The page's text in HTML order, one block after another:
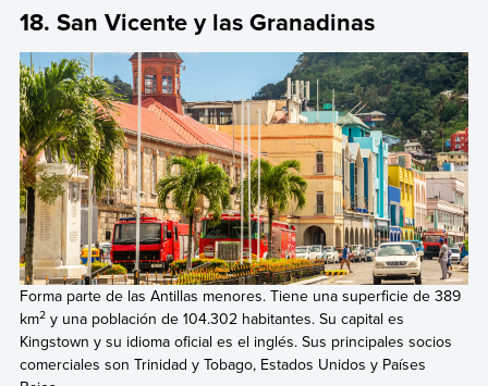
18. San Vicente y las Granadinas
Forma parte de las Antillas menores. Tiene una superficie de 389
km2y una población de 104.302 habitantes. Su capital es
Kingstown y su idioma oficial es el inglés. Sus principales socios
comerciales son Trinidad y Tobago, Estados Unidos y Países